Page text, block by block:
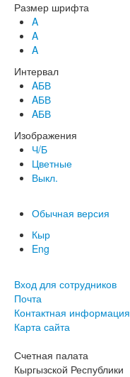
Размер шрифта
A
A
A
Интервал
AБВ
AБВ
AБВ
Изображения
Ч/Б
Цветные
Выкл.
Обычная версия
Кыр
Eng
Вход для сотрудников
Почта
Контактная информация
Карта сайта
Счетная палата
Кыргызской Республики